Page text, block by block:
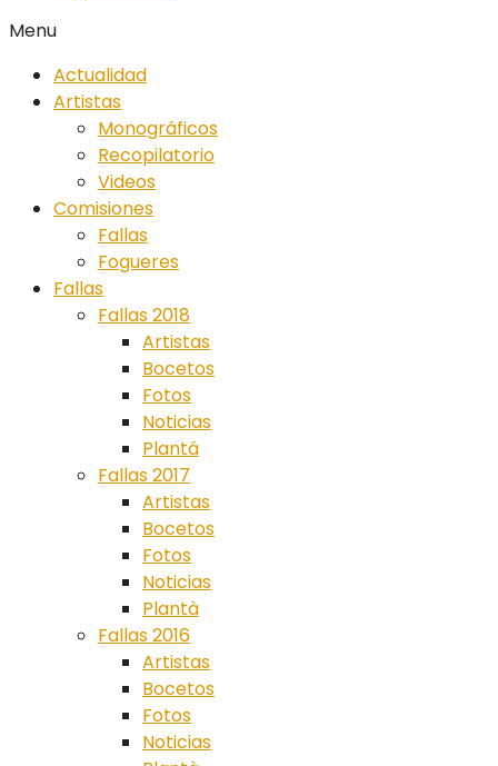
Menu
Actualidad
Artistas
Monográficos
Recopilatorio
Videos
Comisiones
Fallas
Fogueres
Fallas
Fallas 2018
Artistas
Bocetos
Fotos
Noticias
Plantá
Fallas 2017
Artistas
Bocetos
Fotos
Noticias
Plantà
Fallas 2016
Artistas
Bocetos
Fotos
Noticias